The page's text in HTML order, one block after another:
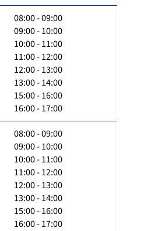
08:00 - 09:00
09:00 - 10:00
10:00 - 11:00
11:00 - 12:00
12:00 - 13:00
13:00 - 14:00
15:00 - 16:00
16:00 - 17:00
08:00 - 09:00
09:00 - 10:00
10:00 - 11:00
11:00 - 12:00
12:00 - 13:00
13:00 - 14:00
15:00 - 16:00
16:00 - 17:00